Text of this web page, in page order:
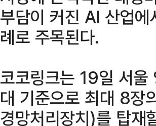
부담이 커진 AI 산업
례로 주목된다.
코코링크는 19일 서울
대 기준으로 최대 8장
경망처리장치)를 탑재